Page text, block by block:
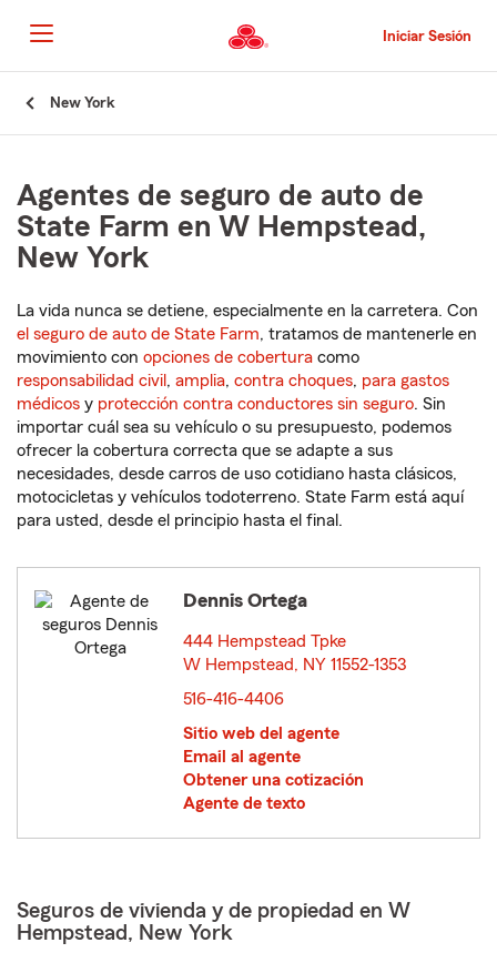
al
contenido
principal
Iniciar Sesión
New York
Agentes de seguro de auto de
State Farm en W Hempstead,
New York
La vida nunca se detiene, especialmente en la carretera. Con
el seguro de auto de State Farm, tratamos de mantenerle en
movimiento con opciones de cobertura como
responsabilidad civil , amplia, contra choques, para gastos
médicos y protección contra conductores sin seguro. Sin
importar cuál sea su vehículo o su presupuesto, podemos
ofrecer la cobertura correcta que se adapte a sus
necesidades, desde carros de uso cotidiano hasta clásicos,
motocicletas y vehículos todoterreno. State Farm está aquí
para usted, desde el principio hasta el final.
Dennis Ortega
444 Hempstead Tpke
W Hempstead, NY 11552-1353
516-416-4406
Sitio web del agente
Email al agente
Obtener una cotización
Agente de texto
Seguros de vivienda y de propiedad en W
Hempstead, New York